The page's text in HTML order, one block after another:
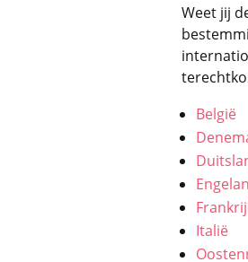
Weet jij
België
Italië